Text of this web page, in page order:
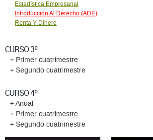
Estadística Empresarial
Introducción Al Derecho (ADE)
Renta Y Dinero
CURSO 3º
+ Primer cuatrimestre
+ Segundo cuatrimestre
CURSO 4º
+ Anual
+ Primer cuatrimestre
+ Segundo cuatrimestre